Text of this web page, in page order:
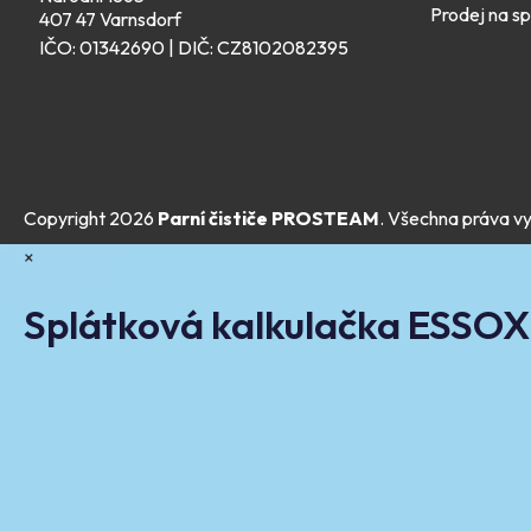
407 47 Varnsdorf
IČO: 01342690 | DIČ: CZ8102082395
Prodej na
Copyright 2026 Parní čističe PROSTEAM. Všechna práva
×
Splátková kalkulačka ESSOX